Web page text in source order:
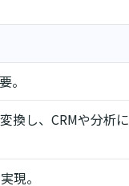
。
換し、CRMや分析に
現。